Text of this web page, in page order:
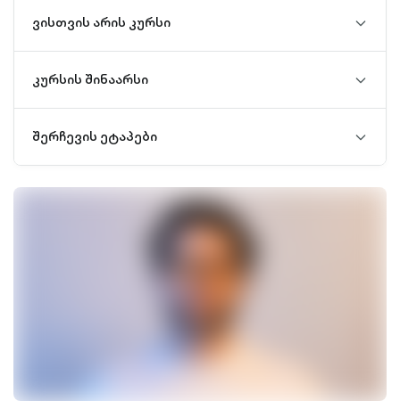
ვისთვის არის კურსი
კურსის შინაარსი
შერჩევის ეტაპები
down-